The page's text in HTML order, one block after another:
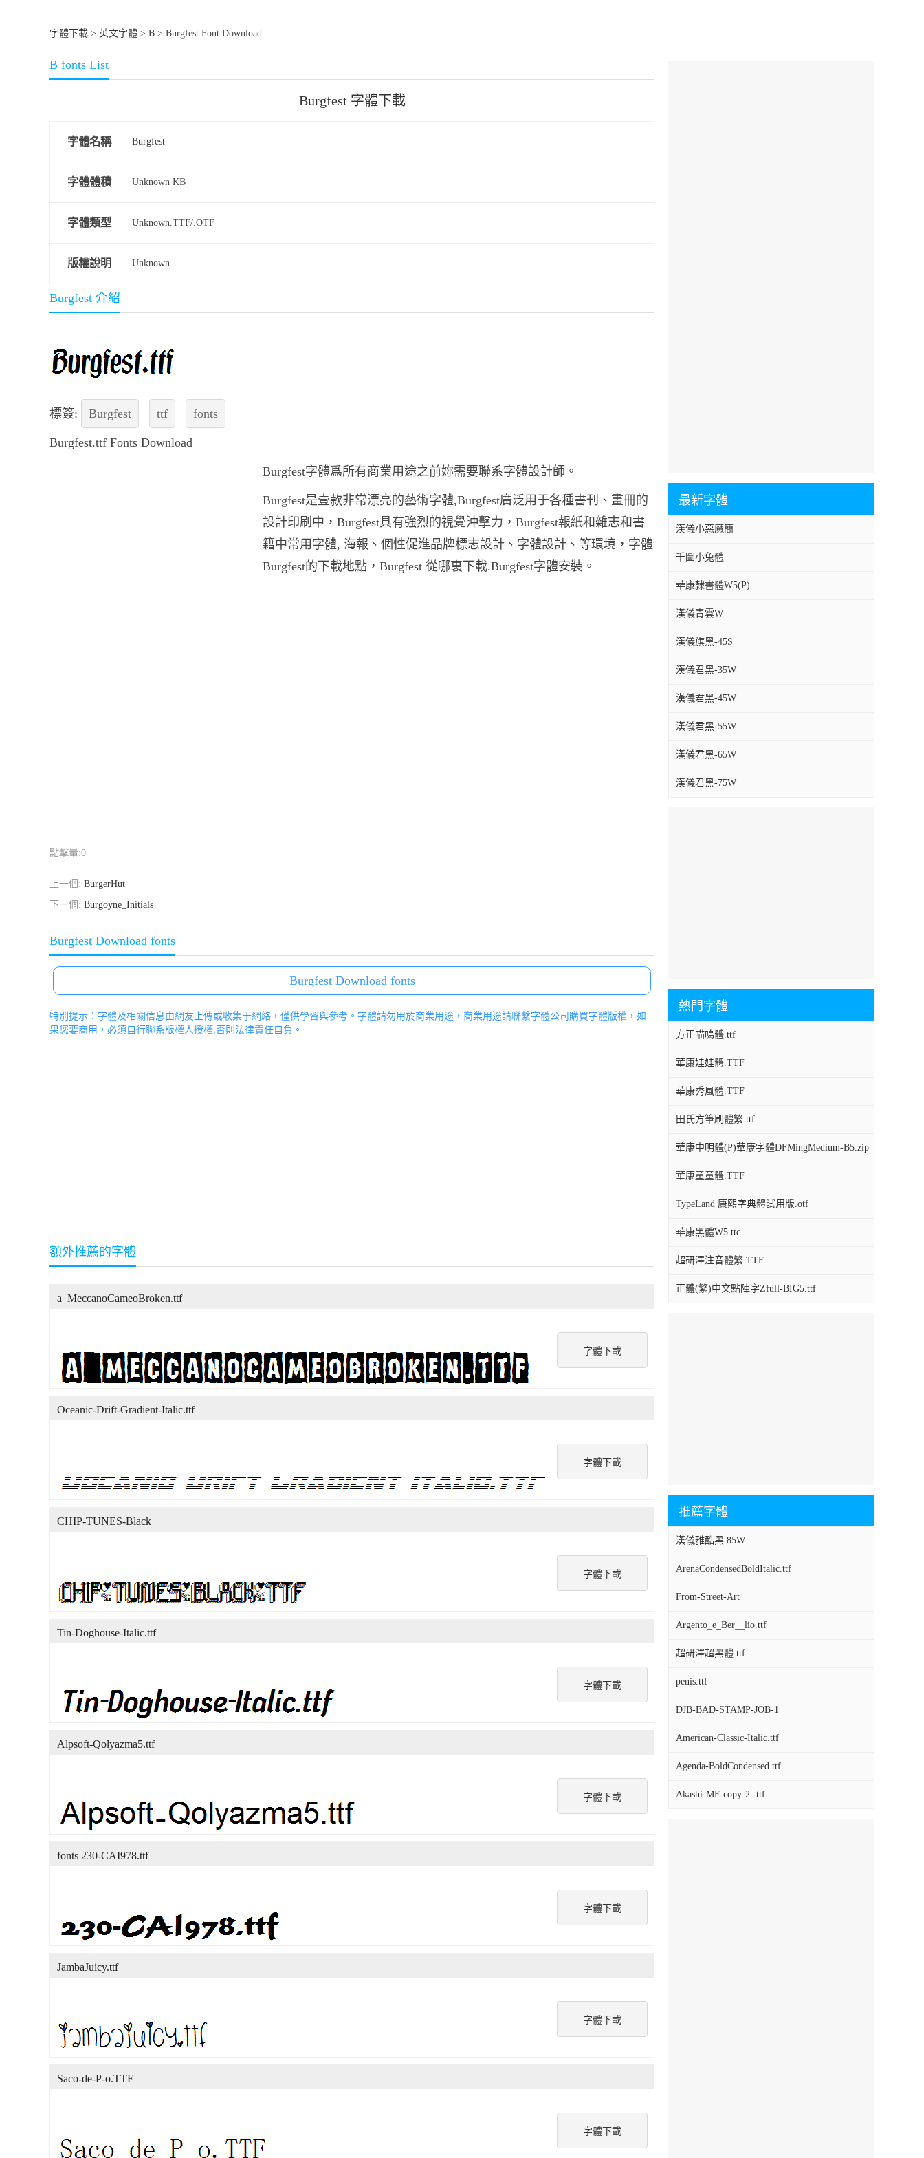
字體下載 > 英文字體 > B > Burgfest Font Download
最新字體
漢儀小惡魔簡
千圖小兔體
華康隸書體W5(P)
漢儀青雲W
漢儀旗黑-45S
漢儀君黑-35W
漢儀君黑-45W
漢儀君黑-55W
漢儀君黑-65W
漢儀君黑-75W
熱門字體
方正喵嗚體.ttf
華康娃娃體.TTF
華康秀風體.TTF
田氏方筆刷體繁.ttf
華康中明體(P)華康字體DFMingMedium-B5.zip
華康童童體.TTF
TypeLand 康熙字典體試用版.otf
華康黑體W5.ttc
超研澤注音體繁.TTF
正體(繁)中文點陣字Zfull-BIG5.ttf
推薦字體
漢儀雅酷黑 85W
ArenaCondensedBoldItalic.ttf
From-Street-Art
Argento_e_Ber__lio.ttf
超研澤超黑體.ttf
penis.ttf
DJB-BAD-STAMP-JOB-1
American-Classic-Italic.ttf
Agenda-BoldCondensed.ttf
Akashi-MF-copy-2-.ttf
B fonts List
Burgfest 字體下載
字體名稱 Burgfest
字體體積 Unknown KB
字體類型 Unknown.TTF/.OTF
版權說明 Unknown
Burgfest 介紹
標簽: Burgfest ttf fonts
Burgfest.ttf Fonts Download
Burgfest字體爲所有商業用途之前妳需要聯系字體設計師。
Burgfest是壹款非常漂亮的藝術字體,Burgfest廣泛用于各種書刊、畫冊的
設計印刷中，Burgfest具有強烈的視覺沖擊力，Burgfest報紙和雜志和書
籍中常用字體, 海報、個性促進品牌標志設計、字體設計、等環境，字體
Burgfest的下載地點，Burgfest 從哪裏下載.Burgfest字體安裝。
點擊量:0
上一個: BurgerHut
下一個: Burgoyne_Initials
Burgfest Download fonts
Burgfest Download fonts
特別提示：字體及相關信息由網友上傳或收集于網絡，僅供學習與參考。字體請勿用於商業用途，商業用途請聯繫字體公司購買字體版權，如
果您要商用，必須自行聯系版權人授權,否則法律責任自負。
額外推薦的字體
字體下載
a_MeccanoCameoBroken.ttf
字體下載
Oceanic-Drift-Gradient-Italic.ttf
字體下載
CHIP-TUNES-Black
字體下載
Tin-Doghouse-Italic.ttf
字體下載
Alpsoft-Qolyazma5.ttf
字體下載
fonts 230-CAI978.ttf
字體下載
JambaJuicy.ttf
字體下載
Saco-de-P-o.TTF